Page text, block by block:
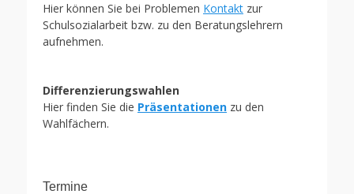
Hier können Sie bei Problemen Kontakt zur
Schulsozialarbeit bzw. zu den Beratungslehrern
aufnehmen.
Differenzierungswahlen
Hier finden Sie die Präsentationen zu den
Wahlfächern.
Termine